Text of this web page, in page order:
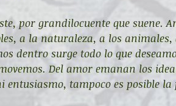
por grandilocuente que suene.
a la naturaleza, a los
dentro surge todo lo que
Del amor emanan los
tampoco es posible la